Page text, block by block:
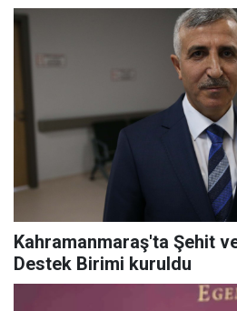
Kahramanmaraş'ta Şehit
Destek Birimi kuruldu